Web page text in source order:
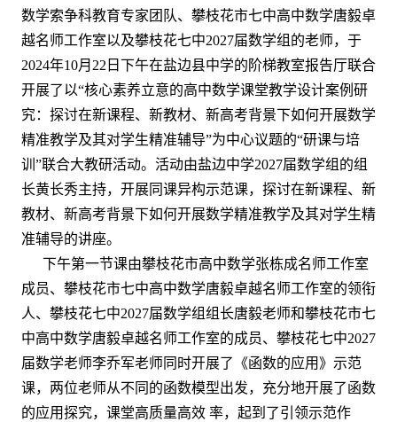
数学索争科教育专家团队、攀枝花市七中高中数学唐毅卓
越名师工作室以及攀枝花七中2027届数学组的老师，于
2024年10月22日下午在盐边县中学的阶梯教室报告厅联合
开展了以“核心素养立意的高中数学课堂教学设计案例研
究：探讨在新课程、新教材、新高考背景下如何开展数学
精准教学及其对学生精准辅导”为中心议题的“研课与培
训”联合大教研活动。活动由盐边中学2027届数学组的组
长黄长秀主持，开展同课异构示范课，探讨在新课程、新
教材、新高考背景下如何开展数学精准教学及其对学生精
准辅导的讲座。
下午第一节课由攀枝花市高中数学张栋成名师工作室
成员、攀枝花市七中高中数学唐毅卓越名师工作室的领衔
人、攀枝花七中2027届数学组组长唐毅老师和攀枝花市七
中高中数学唐毅卓越名师工作室的成员、攀枝花七中2027
届数学老师李乔军老师同时开展了《函数的应用》示范
课，两位老师从不同的函数模型出发，充分地开展了函数
的应用探究，课堂高质量高效 率，起到了引领示范作